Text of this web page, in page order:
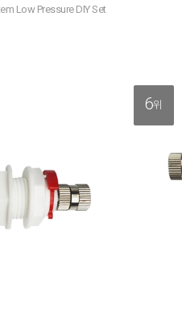
Low Pressure DIY Set
6위